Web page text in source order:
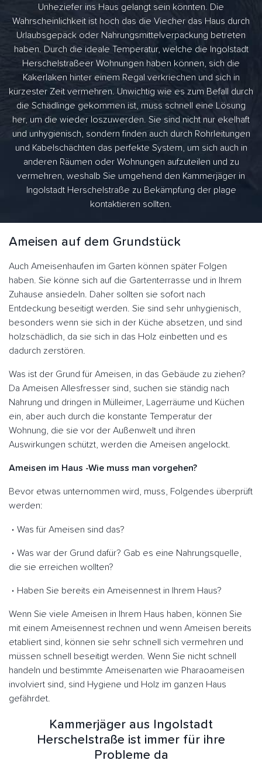
Unheziefer ins Haus gelangt sein könnten. Die
Wahrscheinlichkeit ist hoch das die Viecher das Haus durch
Urlaubsgepäck oder Nahrungsmittelverpackung betreten
haben. Durch die ideale Temperatur, welche die Ingolstadt
Herschelstraßeer Wohnungen haben können, sich die
Kakerlaken hinter einem Regal verkriechen und sich in
kürzester Zeit vermehren. Unwichtig wie es zum Befall durch
die Schädlinge gekommen ist, muss schnell eine Lösung
her, um die wieder loszuwerden. Sie sind nicht nur ekelhaft
und unhygienisch, sondern finden auch durch Rohrleitungen
und Kabelschächten das perfekte System, um sich auch in
anderen Räumen oder Wohnungen aufzuteilen und zu
vermehren, weshalb Sie umgehend den Kammerjäger in
Ingolstadt Herschelstraße zu Bekämpfung der plage
kontaktieren sollten.
Ameisen auf dem Grundstück
Auch Ameisenhaufen im Garten können später Folgen
haben. Sie könne sich auf die Gartenterrasse und in Ihrem
Zuhause ansiedeln. Daher sollten sie sofort nach
Entdeckung beseitigt werden. Sie sind sehr unhygienisch,
besonders wenn sie sich in der Küche absetzen, und sind
holzschädlich, da sie sich in das Holz einbetten und es
dadurch zerstören.
Was ist der Grund für Ameisen, in das Gebäude zu ziehen?
Da Ameisen Allesfresser sind, suchen sie ständig nach
Nahrung und dringen in Mülleimer, Lagerräume und Küchen
ein, aber auch durch die konstante Temperatur der
Wohnung, die sie vor der Außenwelt und ihren
Auswirkungen schützt, werden die Ameisen angelockt.
Ameisen im Haus -Wie muss man vorgehen?
Bevor etwas unternommen wird, muss, Folgendes überprüft
werden:
Was für Ameisen sind das?
Was war der Grund dafür? Gab es eine Nahrungsquelle,
die sie erreichen wollten?
Haben Sie bereits ein Ameisennest in Ihrem Haus?
Wenn Sie viele Ameisen in Ihrem Haus haben, können Sie
mit einem Ameisennest rechnen und wenn Ameisen bereits
etabliert sind, können sie sehr schnell sich vermehren und
müssen schnell beseitigt werden. Wenn Sie nicht schnell
handeln und bestimmte Ameisenarten wie Pharaoameisen
involviert sind, sind Hygiene und Holz im ganzen Haus
gefährdet.
Kammerjäger aus Ingolstadt
Herschelstraße ist immer für ihre
Probleme da